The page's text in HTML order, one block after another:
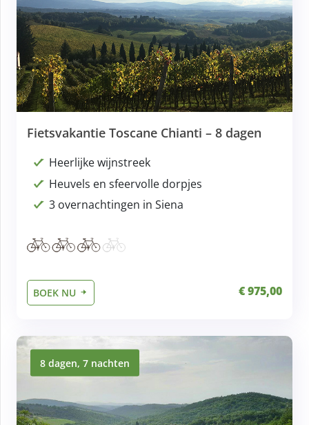
Fietsvakantie Toscane Chianti – 8 dagen
Heerlijke wijnstreek
Heuvels en sfeervolle dorpjes
3 overnachtingen in Siena
BOEK NU € 975,00
8 dagen, 7 nachten